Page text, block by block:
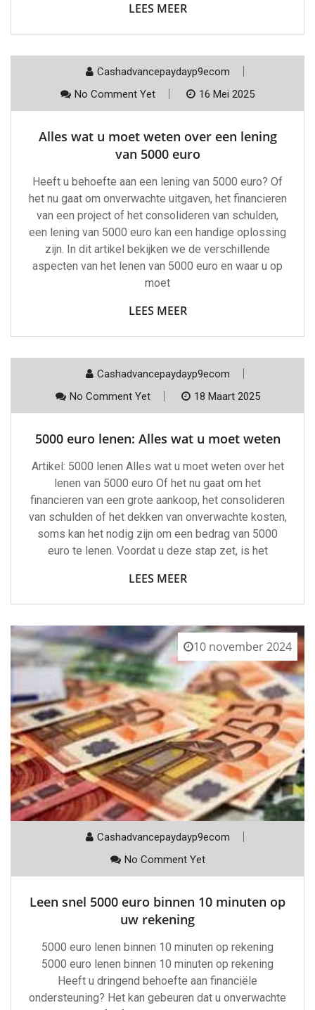
LEES MEER
Cashadvancepaydayp9ecom
No Comment Yet
16 Mei 2025
Alles wat u moet weten over een lening
van 5000 euro
Heeft u behoefte aan een lening van 5000 euro? Of
het nu gaat om onverwachte uitgaven, het financieren
van een project of het consolideren van schulden,
een lening van 5000 euro kan een handige oplossing
zijn. In dit artikel bekijken we de verschillende
aspecten van het lenen van 5000 euro en waar u op
moet
LEES MEER
Cashadvancepaydayp9ecom
No Comment Yet
18 Maart 2025
5000 euro lenen: Alles wat u moet weten
Artikel: 5000 lenen Alles wat u moet weten over het
lenen van 5000 euro Of het nu gaat om het
financieren van een grote aankoop, het consolideren
van schulden of het dekken van onverwachte kosten,
soms kan het nodig zijn om een bedrag van 5000
euro te lenen. Voordat u deze stap zet, is het
LEES MEER
10 november 2024
Cashadvancepaydayp9ecom
No Comment Yet
Leen snel 5000 euro binnen 10 minuten op
uw rekening
5000 euro lenen binnen 10 minuten op rekening
5000 euro lenen binnen 10 minuten op rekening
Heeft u dringend behoefte aan financiële
ondersteuning? Het kan gebeuren dat u onverwachte